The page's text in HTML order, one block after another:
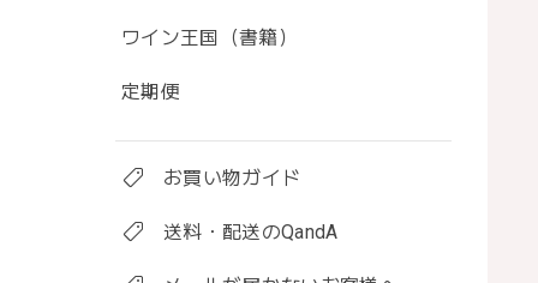
ワイン王国（書籍）
定期便
お買い物ガイド
送料・配送のQandA